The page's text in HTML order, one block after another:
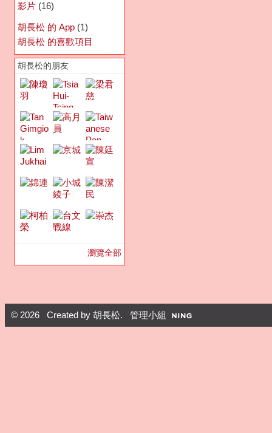
影片(16)
胡長松 的 App(1)
胡長松 的喜歡項目
胡長松的朋友
瀏覽全部
© 2026 Created by 胡長松. 管理小組